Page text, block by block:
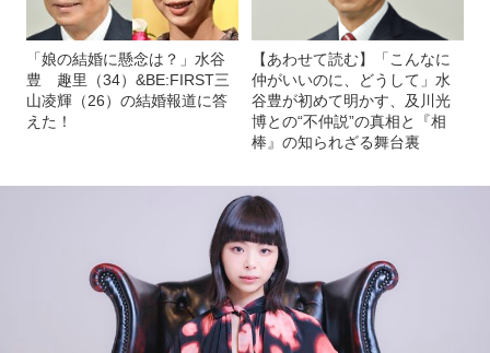
「娘の結婚に懸念は？」水谷
豊 趣里（34）&BE:FIRST三
山凌輝（26）の結婚報道に答
えた！
【あわせて読む】「こんなに
仲がいいのに、どうして」水
谷豊が初めて明かす、及川光
博との“不仲説”の真相と『相
棒』の知られざる舞台裏